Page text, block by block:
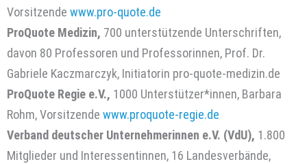
Vorsitzende www.pro-quote.de
ProQuote Medizin, 700 unterstützende Unterschriften,
davon 80 Professoren und Professorinnen, Prof. Dr.
Gabriele Kaczmarczyk, Initiatorin pro-quote-medizin.de
ProQuote Regie e.V., 1000 Unterstützer*innen, Barbara
Rohm, Vorsitzende www.proquote-regie.de
Verband deutscher Unternehmerinnen e.V. (VdU), 1.800
Mitglieder und Interessentinnen, 16 Landesverbände,